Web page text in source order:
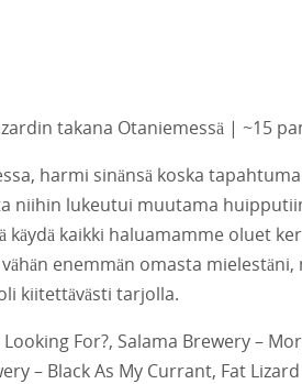
takana Otaniemessä | ~15
harmi sinänsä koska
niihin lukeutui muutama
kaikki haluamamme oluet
enemmän omasta
kiitettävästi tarjolla.
For?, Salama Brewery –
– Black As My Currant, Fat